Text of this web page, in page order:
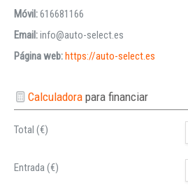
Móvil:616681166
Email:info@auto-select.es
Página web:https://auto-select.es
Calculadorapara financiar
Total (€)
Entrada (€)